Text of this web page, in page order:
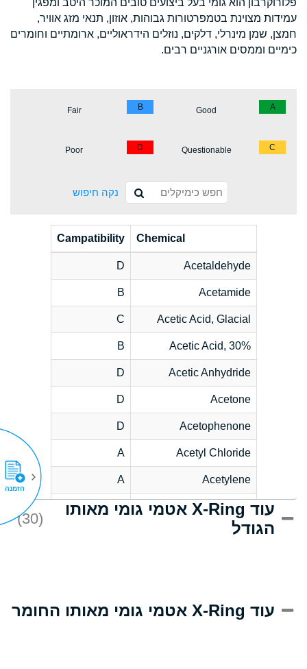
פלורוקרבון הוא גומי בעל ביצועים טובים המוכר היטב ומפגין
עמידות מצוינת בטמפרטורות גבוהות, אוזון, תנאי מזג אוויר,
חמצן, שמן מינרלי, דלקים, נוזלים הידראוליים, ארומתיים וחומרים
כימיים וממסים אורגניים רבים.
A
Good
B
Fair
C
Questionable
D
Poor
נקה חיפוש
Chemical
Campatibility
Acetaldehyde
D
Acetamide
B
Acetic Acid, Glacial
C
Acetic Acid, 30%
B
Acetic Anhydride
D
Acetone
D
Acetophenone
D
Acetyl Chloride
A
Acetylene
A
Acrlylonitrile
C
Adipic Acid
(Aqueous)
עוד X-Ring אטמי גומי מאותו
הגודל
(30)
עוד X-Ring אטמי גומי מאותו החומר
הזמנה